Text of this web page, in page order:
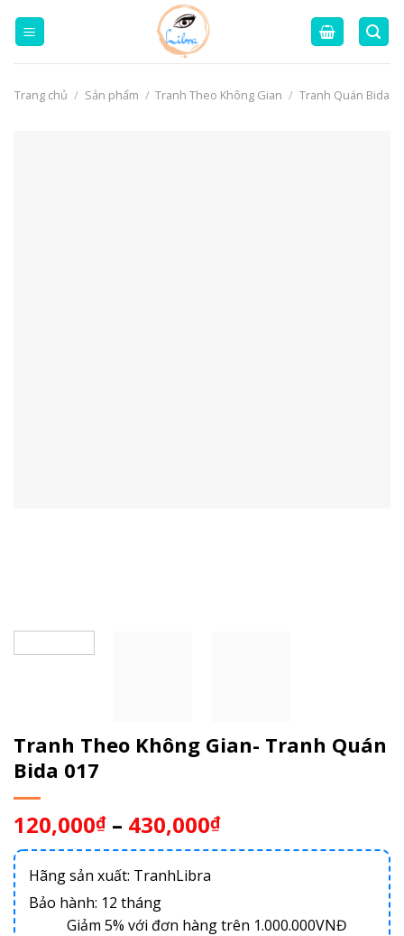
Trang chủ / Sản phẩm / Tranh Theo Không Gian / Tranh Quán Bida
Tranh Theo Không Gian- Tranh Quán
Bida 017
120,000₫ – 430,000₫
Hãng sản xuất: TranhLibra
Bảo hành: 12 tháng
Giảm 5% với đơn hàng trên 1.000.000VNĐ